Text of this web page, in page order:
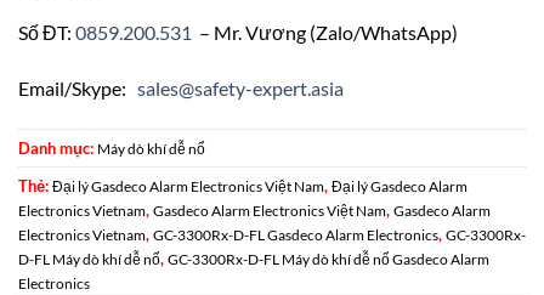
Số ĐT: 0859.200.531 – Mr. Vương (Zalo/WhatsApp)
Email/Skype: sales@safety-expert.asia
Danh mục: Máy dò khí dễ nổ
Thẻ: Đại lý Gasdeco Alarm Electronics Việt Nam, Đại lý Gasdeco Alarm
Electronics Vietnam, Gasdeco Alarm Electronics Việt Nam, Gasdeco Alarm
Electronics Vietnam, GC-3300Rx-D-FL Gasdeco Alarm Electronics, GC-3300Rx-
D-FL Máy dò khí dễ nổ, GC-3300Rx-D-FL Máy dò khí dễ nổ Gasdeco Alarm
Electronics